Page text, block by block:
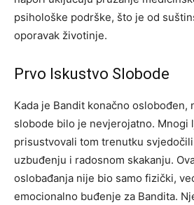
psihološke podrške, što je od
oporavak životinje.
Prvo Iskustvo Slobode
Kada je Bandit konačno oslobođen,
slobode bilo je nevjerojatno. Mnogi
prisustvovali tom trenutku
uzbuđenju i radosnom skakanju.
oslobađanja nije bio samo fizički,
emocionalno buđenje za Bandita.